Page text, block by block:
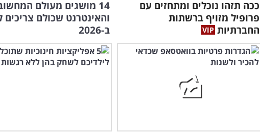
ככה תזהו נוכלים ומתחזים עם
פרופיל מזויף ברשתות
החברתיות
14 מושגים מעולם
והאינטרנט שכולם צריכים
ב-2026